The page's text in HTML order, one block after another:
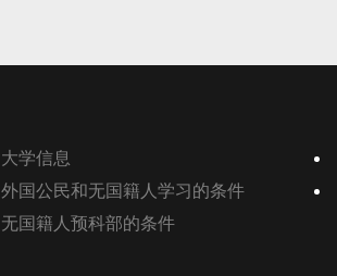
大学信息
外国公民和无国籍人学习的条件
无国籍人预科部的条件